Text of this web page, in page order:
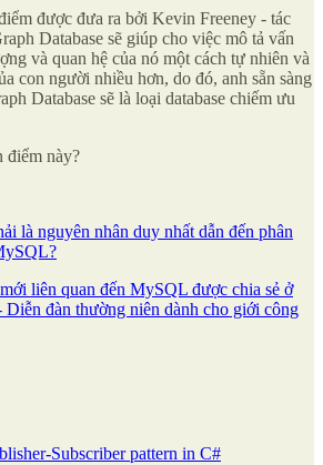
được đưa ra bởi Kevin Freeney - tác
Database sẽ giúp cho việc mô tả vấn
và quan hệ của nó một cách tự nhiên và
con người nhiều hơn, do đó, anh sẵn sàng
Database sẽ là loại database chiếm ưu
điểm này?
là nguyên nhân duy nhất dẫn đến phân
liên quan đến MySQL được chia sẻ ở
đàn thường niên dành cho giới công
Subscriber pattern in C#